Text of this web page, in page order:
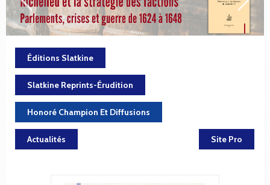
Éditions Slatkine
Slatkine Reprints-Érudition
Honoré Champion Et Diffusions
Actualités Site Pro